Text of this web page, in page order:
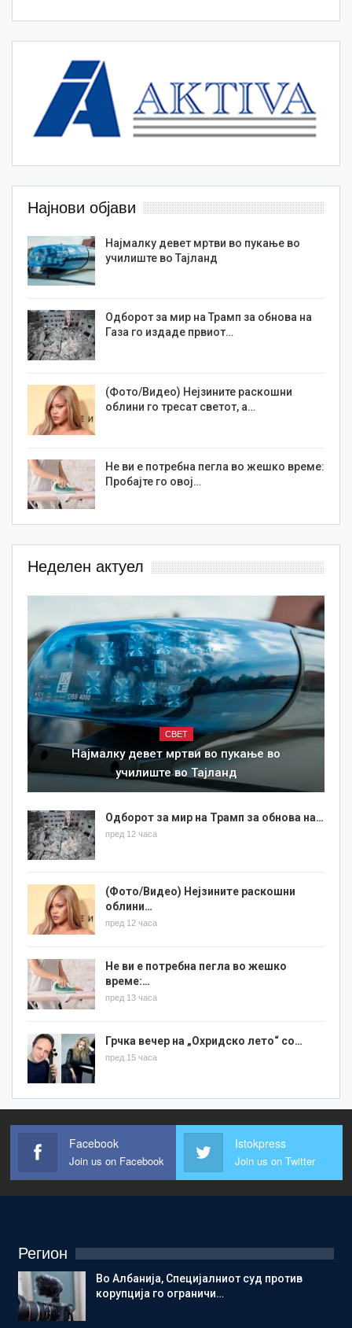
Најнови објави
Најмалку девет мртви во пукање во
училиште во Тајланд
Одборот за мир на Трамп за обнова на
Газа го издаде првиот…
(Фото/Видео) Нејзините раскошни
облини го тресат светот, а…
Не ви е потребна пегла во жешко време:
Пробајте го овој…
Неделен актуел
СВЕТ
Најмалку девет мртви во пукање во
училиште во Тајланд
Одборот за мир на Трамп за обнова на…
пред 12 часа
(Фото/Видео) Нејзините раскошни
облини…
пред 12 часа
Не ви е потребна пегла во жешко
време:…
пред 13 часа
Грчка вечер на „Охридско лето“ со…
пред 15 часа
Facebook
Join us on Facebook
Istokpress
Join us on Twitter
Регион
Во Албанија, Специјалниот суд против
корупција го ограничи…